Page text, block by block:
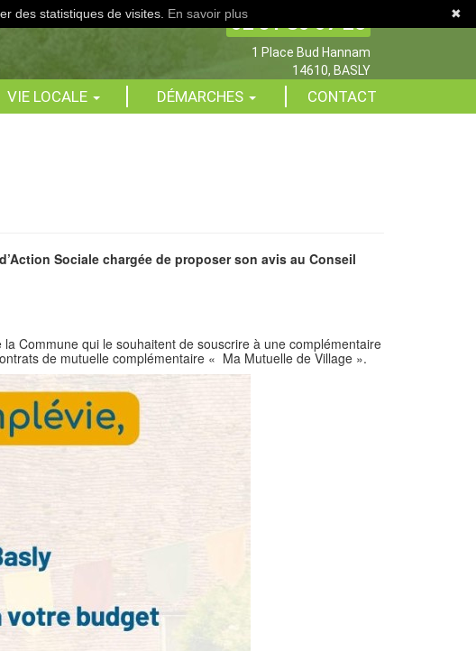
02 31 80 07 25
1 Place Bud Hannam
14610, BASLY
VIE LOCALE DÉMARCHES CONTACT
Sociale chargée de proposer son avis au Conseil
Commune qui le souhaitent de souscrire à une complémentaire
de mutuelle complémentaire « Ma Mutuelle de Village ».
✖
des statistiques de visites. En savoir plus